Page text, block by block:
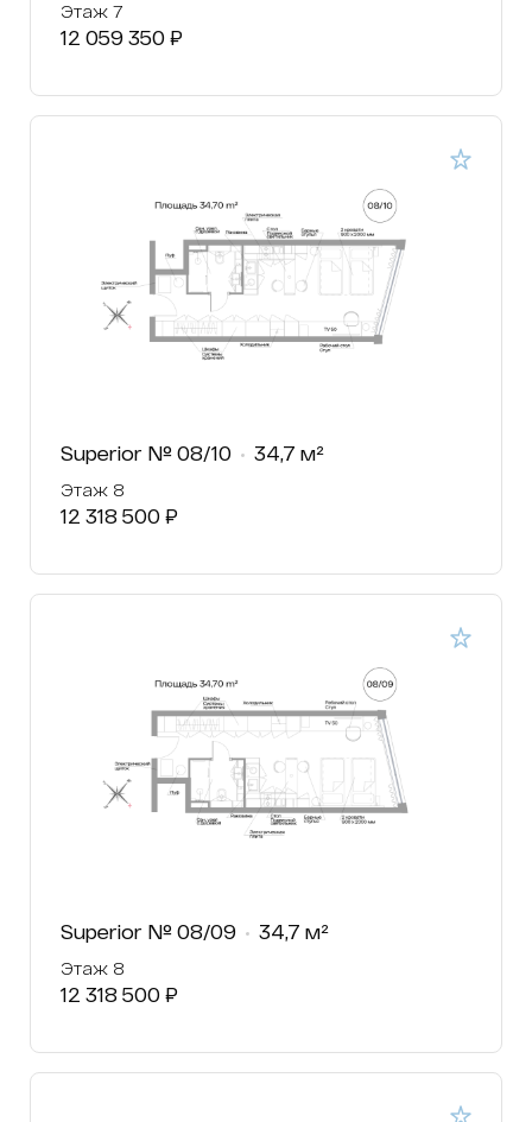
Этаж 7
12 059 350 ₽
Superior № 08/10 34,7 м²
Этаж 8
12 318 500 ₽
Superior № 08/09 34,7 м²
Этаж 8
12 318 500 ₽